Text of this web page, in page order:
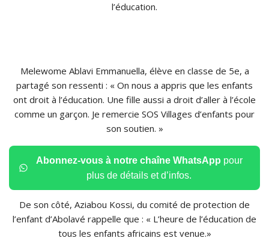
l’éducation.
Melewome Ablavi Emmanuella, élève en classe de 5e, a
partagé son ressenti : « On nous a appris que les enfants
ont droit à l’éducation. Une fille aussi a droit d’aller à l’école
comme un garçon. Je remercie SOS Villages d’enfants pour
son soutien. »
Abonnez-vous à notre chaîne WhatsApp pour
plus de détails et d’infos.
De son côté, Aziabou Kossi, du comité de protection de
l’enfant d’Abolavé rappelle que : « L’heure de l’éducation de
tous les enfants africains est venue.»